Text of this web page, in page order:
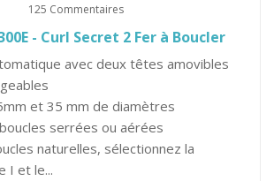
125 Commentaires
- Curl Secret 2 Fer à Boucler
avec deux têtes amovibles
et 35 mm de diamètres
serrées ou aérées
naturelles, sélectionnez la
I et le...